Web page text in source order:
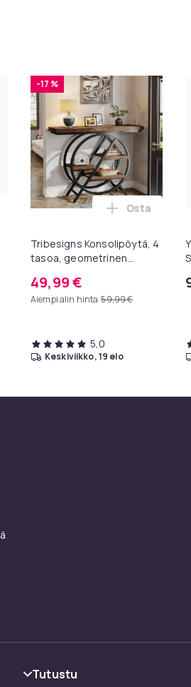
Nintendo ostoskoriin
LG TV AKB75095308
-17 %
Tribesigns Konsolipöytä, 4
tasoa, geometrinen
cm, eteispöytä, sivupöytä,
sohvapöytä
49,99 €
Aiempi alin hinta 59,99 €
Lisää
Osta
5,0
keskiviikko, 19 elo
Tutustu